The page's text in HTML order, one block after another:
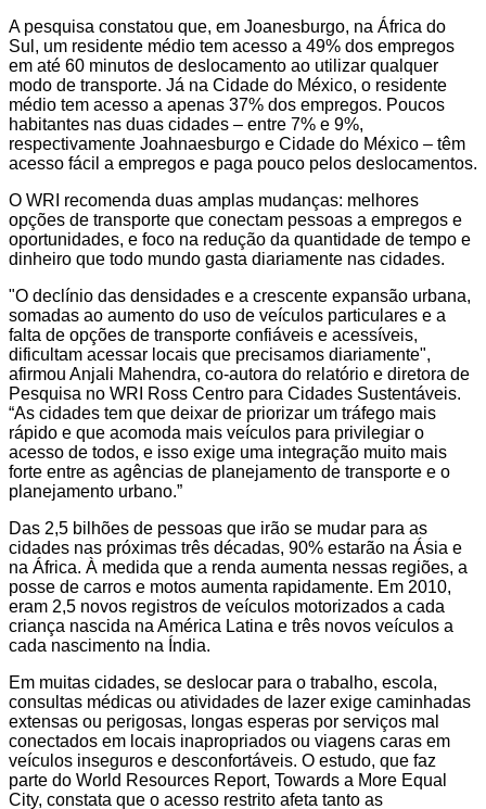
A pesquisa constatou que, em Joanesburgo, na África do
Sul, um residente médio tem acesso a 49% dos empregos
em até 60 minutos de deslocamento ao utilizar qualquer
modo de transporte. Já na Cidade do México, o residente
médio tem acesso a apenas 37% dos empregos. Poucos
habitantes nas duas cidades – entre 7% e 9%,
respectivamente Joahnaesburgo e Cidade do México – têm
acesso fácil a empregos e paga pouco pelos deslocamentos.
O WRI recomenda duas amplas mudanças: melhores
opções de transporte que conectam pessoas a empregos e
oportunidades, e foco na redução da quantidade de tempo e
dinheiro que todo mundo gasta diariamente nas cidades.
"O declínio das densidades e a crescente expansão urbana,
somadas ao aumento do uso de veículos particulares e a
falta de opções de transporte confiáveis e acessíveis,
dificultam acessar locais que precisamos diariamente",
afirmou Anjali Mahendra, co-autora do relatório e diretora de
Pesquisa no WRI Ross Centro para Cidades Sustentáveis.
“As cidades tem que deixar de priorizar um tráfego mais
rápido e que acomoda mais veículos para privilegiar o
acesso de todos, e isso exige uma integração muito mais
forte entre as agências de planejamento de transporte e o
planejamento urbano.”
Das 2,5 bilhões de pessoas que irão se mudar para as
cidades nas próximas três décadas, 90% estarão na Ásia e
na África. À medida que a renda aumenta nessas regiões, a
posse de carros e motos aumenta rapidamente. Em 2010,
eram 2,5 novos registros de veículos motorizados a cada
criança nascida na América Latina e três novos veículos a
cada nascimento na Índia.
Em muitas cidades, se deslocar para o trabalho, escola,
consultas médicas ou atividades de lazer exige caminhadas
extensas ou perigosas, longas esperas por serviços mal
conectados em locais inapropriados ou viagens caras em
veículos inseguros e desconfortáveis. O estudo, que faz
parte do World Resources Report, Towards a More Equal
City, constata que o acesso restrito afeta tanto as